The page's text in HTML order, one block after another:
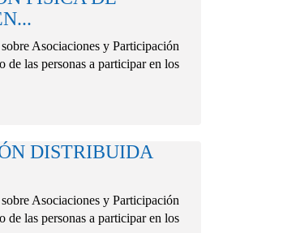
Asociaciones y Participación
de las personas a participar en los
DISTRIBUIDA
Asociaciones y Participación
de las personas a participar en los